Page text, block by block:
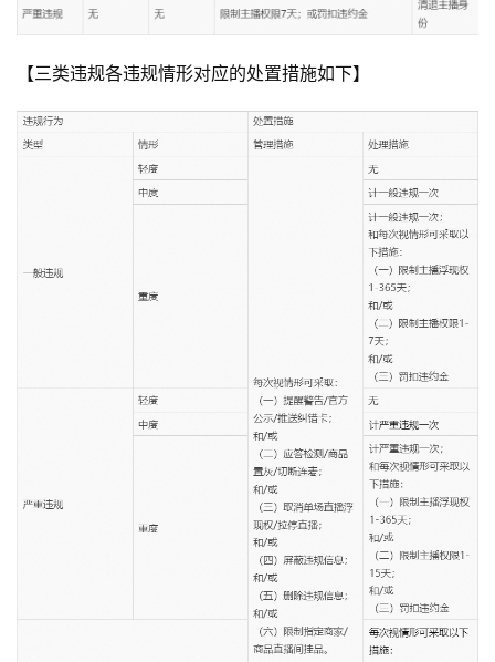
【三类违规各违规情形对应的处置措施如下】